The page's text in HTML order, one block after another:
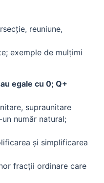
reuniune,
exemple de mulţimi
egale cu 0; Q+
supraunitare
număr natural;
şi simplificarea
fracţii ordinare care